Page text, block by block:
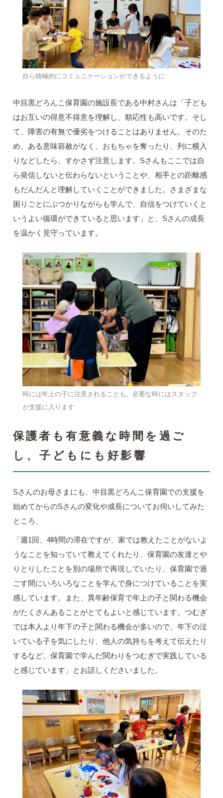
自ら積極的にコミュニケーションができるように
中目黒どろんこ保育園の施設長である中村さんは「子ども
はお互いの得意不得意を理解し、順応性も高いです。そし
て、障害の有無で優劣をつけることはありません。そのた
め、ある意味容赦がなく、おもちゃを奪ったり、列に横入
りなどしたら、すかさず注意します。Sさんもここでは自
ら発信しないと伝わらないということや、相手との距離感
もだんだんと理解していくことができました。さまざまな
困りごとにぶつかりながらも学んで、自信をつけていくと
いうよい循環ができていると思います」と、Sさんの成長
を温かく見守っています。
時には年上の子に注意されることも。必要な時にはスタッフ
が支援に入ります
保護者も有意義な時間を過ご
し、子どもにも好影響
Sさんのお母さまにも、中目黒どろんこ保育園での支援を
始めてからのSさんの変化や成長についてお伺いしてみた
ところ、
「週1回、4時間の滞在ですが、家では教えたことがないよ
うなことを知っていて教えてくれたり、保育園の友達とや
りとりしたことを別の場所で再現していたり、保育園で過
ごす間にいろいろなことを学んで身につけていることを実
感しています。また、異年齢保育で年上の子と関わる機会
がたくさんあることがとてもよいと感じています。つむぎ
では本人より年下の子と関わる機会が多いので、年下の泣
いている子を気にしたり、他人の気持ちを考えて伝えたり
するなど、保育園で学んだ関わりをつむぎで実践している
と感じています」とお話しくださいました。